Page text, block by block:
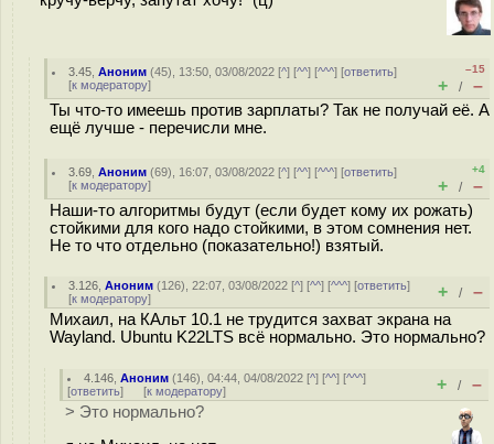
3.45 ,Аноним (45), 13:50, 03/08/2022 [^] [^^] [^^^] [ответить]
[к модератору]
–15
+ / –
Ты что-то имеешь против зарплаты? Так не получай её. А
ещё лучше - перечисли мне.
3.69 ,Аноним (69), 16:07, 03/08/2022 [^] [^^] [^^^] [ответить]
[к модератору]
+4
+ / –
Наши-то алгоритмы будут (если будет кому их рожать)
стойкими для кого надо стойкими, в этом сомнения нет.
Не то что отдельно (показательно!) взятый.
3.126 ,Аноним (126), 22:07, 03/08/2022 [^] [^^] [^^^] [ответить]
[к модератору] + / –
Михаил, на КАльт 10.1 не трудится захват экрана на
Wayland. Ubuntu K22LTS всё нормально. Это нормально?
4.146 ,Аноним (146), 04:44, 04/08/2022 [^] [^^] [^^^]
[ответить] [к модератору] + / –
> Это нормально?